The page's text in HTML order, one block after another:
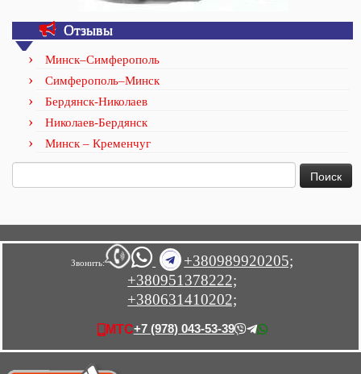
Отзывы
Минск–Симферополь
Симферополь–Минск
Бердянск-Николаев
Николаев-Бердянск
Минск – Кременчуг
Звонить:
+380989920205;
+380951378222;
+380631410202;
МТС+7 (978) 043-53-39